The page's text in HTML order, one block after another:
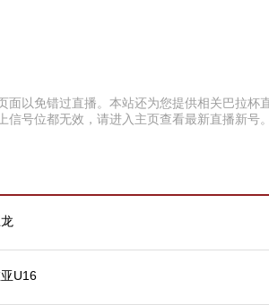
以免错过直播。本站还为您提供相关巴拉杯
号位都无效，请进入主页查看最新直播新号。
U16